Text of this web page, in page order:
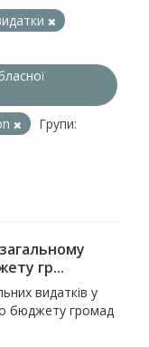
Групи:
гр...
видатків у
бюджету громад